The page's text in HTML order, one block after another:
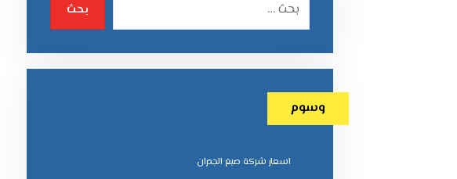
بحث
وسوم
اسعار شركة صبغ الجدران